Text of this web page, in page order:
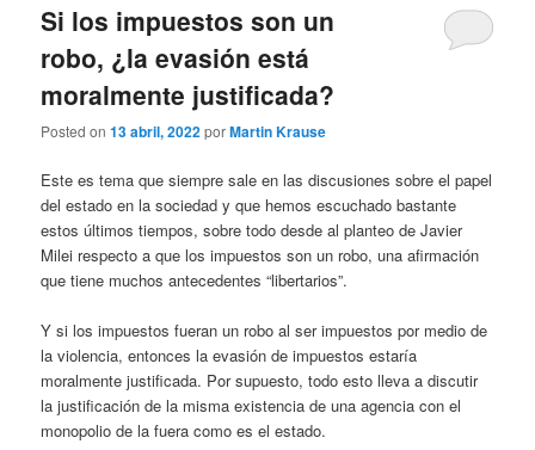
Si los impuestos son un
robo, ¿la evasión está
moralmente justificada?
Posted on13 abril, 2022porMartin Krause
Este es tema que siempre sale en las discusiones sobre el papel
del estado en la sociedad y que hemos escuchado bastante
estos últimos tiempos, sobre todo desde al planteo de Javier
Milei respecto a que los impuestos son un robo, una afirmación
que tiene muchos antecedentes “libertarios”.
Y si los impuestos fueran un robo al ser impuestos por medio de
la violencia, entonces la evasión de impuestos estaría
moralmente justificada. Por supuesto, todo esto lleva a discutir
la justificación de la misma existencia de una agencia con el
monopolio de la fuera como es el estado.